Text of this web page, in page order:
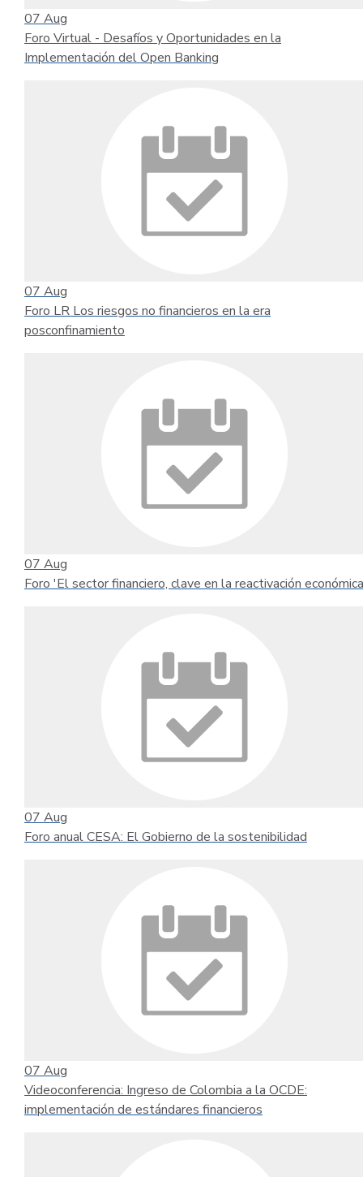
07 Aug
Foro Virtual - Desafíos y Oportunidades en la
Implementación del Open Banking
07 Aug
Foro LR Los riesgos no financieros en la era
posconfinamiento
07 Aug
Foro 'El sector financiero, clave en la reactivación
07 Aug
Foro anual CESA: El Gobierno de la sostenibilidad
07 Aug
Videoconferencia: Ingreso de Colombia a la OCDE:
implementación de estándares financieros